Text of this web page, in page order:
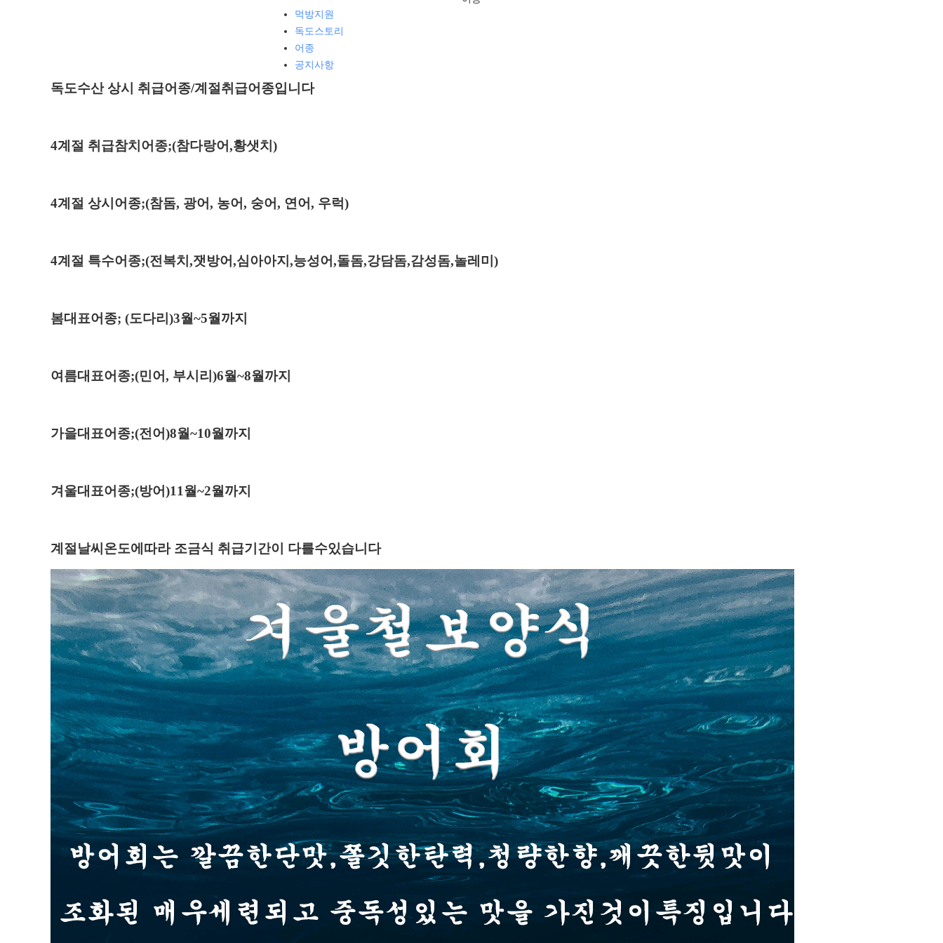
먹방지원
독도스토리
어종
공지사항
​독도수산 상시 취급어종/계절취급어종입니다
4계절 취급참치어종;(참다랑어,황샛치)
4계절 상시어종;(참돔, 광어, 농어, 숭어, 연어, 우럭)
4계절 특수어종;(전복치,잿방어,심아아지,능성어,돌돔,강담돔,감성돔,놀레미)
봄대표어종; (도다리)3월~5월까지
여름대표어종;(민어, 부시리)6월~8월까지
가을대표어종;(전어)8월~10월까지
겨울대표어종;(방어)11월~2월까지
계절날씨온도에따라 조금식 취급기간이 다를수있습니다